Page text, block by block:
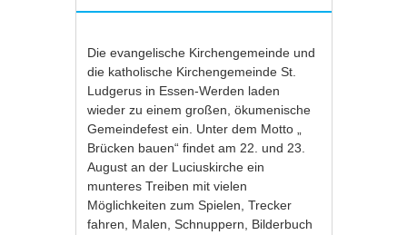
Die evangelische Kirchengemeinde und
die katholische Kirchengemeinde St.
Ludgerus in Essen-Werden laden
wieder zu einem großen, ökumenische
Gemeindefest ein. Unter dem Motto „
Brücken bauen“ findet am 22. und 23.
August an der Luciuskirche ein
munteres Treiben mit vielen
Möglichkeiten zum Spielen, Trecker
fahren, Malen, Schnuppern, Bilderbuch